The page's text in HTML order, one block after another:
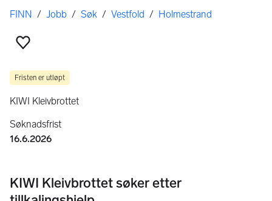
Her er du
FINN / Jobb / Søk / Vestfold / Holmestrand
Fristen er utløpt
KIWI Kleivbrottet
Søknadsfrist
16.6.2026
KIWI Kleivbrottet søker etter